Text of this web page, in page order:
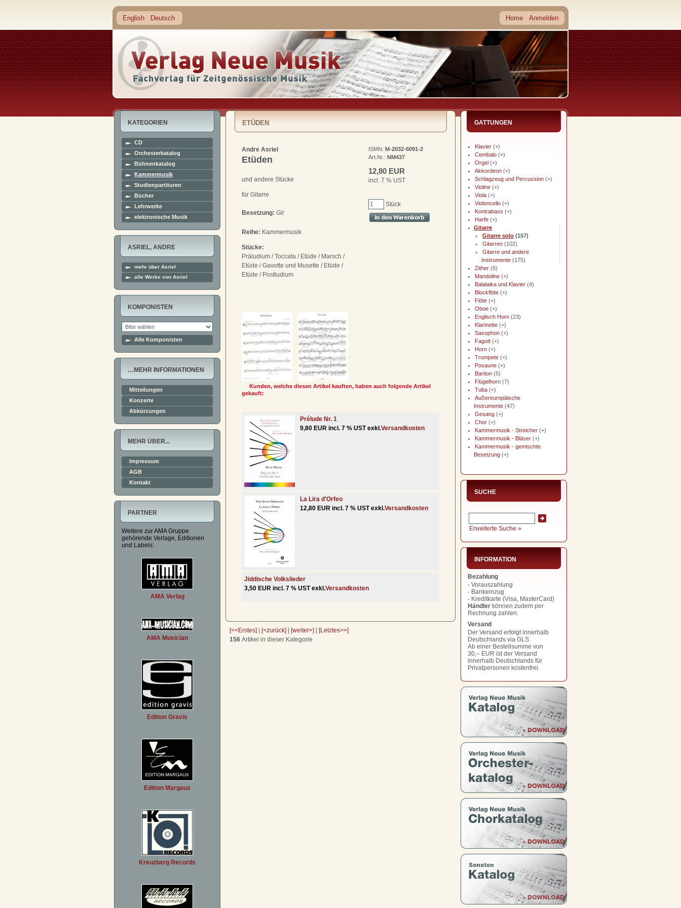
English Deutsch Home Anmelden
KATEGORIEN
CD
Orchesterkatalog
Bühnenkatalog
Kammermusik
Studienpartituren
Bücher
Lehrwerke
elektronische Musik
ASRIEL, ANDRE
mehr über Asriel
alle Werke von Asriel
KOMPONISTEN
Alle Komponisten
…MEHR INFORMATIONEN
Mitteilungen
Konzerte
Abkürzungen
MEHR ÜBER...
Impressum
AGB
Kontakt
PARTNER
Weitere zur AMA Gruppe
gehörende Verlage, Editionen
und Labels:
AMA Verlag
AMA Musician
Edition Gravis
Edition Margaux
Kreuzberg Records
GATTUNGEN
Klavier (+)
Cembalo (+)
Orgel (+)
Akkordeon (+)
Schlagzeug und Percussion (+)
Violine (+)
Viola (+)
Violoncello (+)
Kontrabass (+)
Harfe (+)
Gitarre
Gitarre solo (157)
Gitarren (102)
Gitarre und andere
Instrumente (175)
Zither (6)
Mandoline (+)
Balalaika und Klavier (4)
Blockflöte (+)
Flöte (+)
Oboe (+)
Englisch Horn (23)
Klarinette (+)
Saxophon (+)
Fagott (+)
Horn (+)
Trompete (+)
Posaune (+)
Bariton (5)
Flügelhorn (7)
Tuba (+)
Außereuropäische
Instrumente (47)
Gesang (+)
Chor (+)
Kammermusik - Streicher (+)
Kammermusik - Bläser (+)
Kammermusik - gemischte
Besetzung (+)
SUCHE
Erweiterte Suche »
INFORMATION
Bezahlung
- Vorauszahlung
- Bankeinzug
- Kreditkarte (Visa, MasterCard)
Händler können zudem per
Rechnung zahlen.
Versand
Der Versand erfolgt innerhalb
Deutschlands via GLS.
Ab einer Bestellsumme von
30,– EUR ist der Versand
innerhalb Deutschlands für
Privatpersonen kostenfrei.
ETÜDEN
Andre Asriel
Etüden
und andere Stücke
für Gitarre
Besetzung: Git
ISMN: M-2032-6091-2
Art.Nr.: NM437
12,80 EUR
incl. 7 % UST
Stück
Reihe: Kammermusik
Stücke:
Präludium / Toccata / Etüde / Marsch /
Etüde / Gavotte und Musette / Etüde /
Etüde / Postludium
Kunden, welche diesen Artikel kauften, haben auch folgende Artikel
gekauft:
Prélude Nr. 1
9,80 EUR incl. 7 % UST exkl.Versandkosten
La Lira d'Orfeo
12,80 EUR incl. 7 % UST exkl.Versandkosten
Jiddische Volkslieder
3,50 EUR incl. 7 % UST exkl.Versandkosten
[<<Erstes] | [<zurück] | [weiter>] | [Letztes>>]
156 Artikel in dieser Kategorie